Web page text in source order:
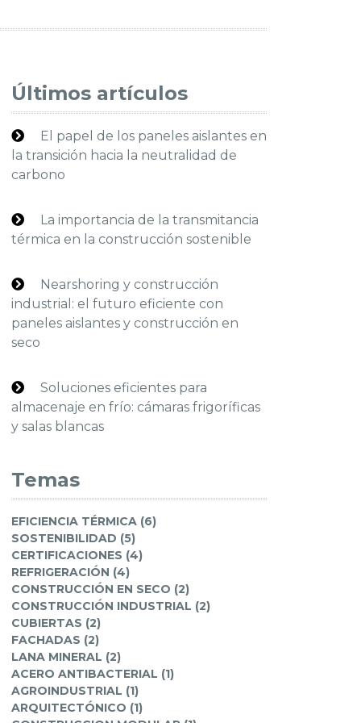
Últimos artículos
El papel de los paneles aislantes en
la transición hacia la neutralidad de
carbono
La importancia de la transmitancia
térmica en la construcción sostenible
Nearshoring y construcción
industrial: el futuro eficiente con
paneles aislantes y construcción en
seco
Soluciones eficientes para
almacenaje en frío: cámaras frigoríficas
y salas blancas
Temas
EFICIENCIA TÉRMICA (6)
SOSTENIBILIDAD (5)
CERTIFICACIONES (4)
REFRIGERACIÓN (4)
CONSTRUCCIÓN EN SECO (2)
CONSTRUCCIÓN INDUSTRIAL (2)
CUBIERTAS (2)
FACHADAS (2)
LANA MINERAL (2)
ACERO ANTIBACTERIAL (1)
AGROINDUSTRIAL (1)
ARQUITECTÓNICO (1)